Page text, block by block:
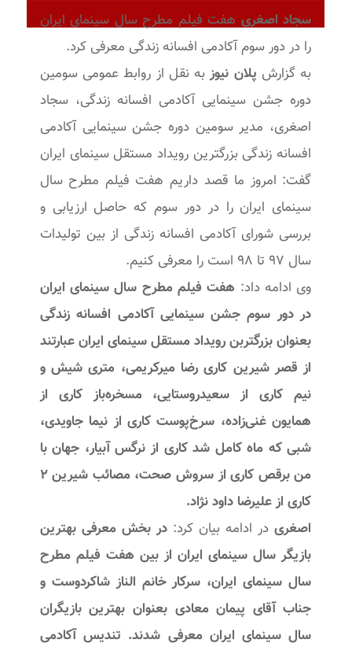
زندگی بزرگترین رویداد مستقل سینمای ایران گفت: امروز ما قصد
داریم هفت فیلم
سجاد اصغری هفت فیلم مطرح سال سینمای ایران
را در دور سوم آکادمی افسانه زندگی معرفی کرد.
به گزارش پلان نیوزبه نقل از روابط عمومی سومین
دوره جشن سینمایی آکادمی افسانه زندگی، سجاد
اصغری، مدیر سومین دوره جشن سینمایی آکادمی
افسانه زندگی بزرگترین رویداد مستقل سینمای ایران
گفت: امروز ما قصد داریم هفت فیلم مطرح سال
سینمای ایران را در دور سوم که حاصل ارزیابی و
بررسی شورای آکادمی افسانه زندگی از بین تولیدات
سال ۹۷ تا ۹۸ است را معرفی کنیم.
وی ادامه داد: هفت فیلم مطرح سال سینمای ایران
در دور سوم جشن سینمایی آکادمی افسانه زندگی
بعنوان بزرگتربن رویداد مستقل سینمای ایران عبارتند
از قصر شیرین کاری رضا میرکریمی، متری شیش و
نیم کاری از سعیدروستایی، مسخره‌باز کاری از
همایون غنی‌زاده، سرخ‌پوست کاری از نیما جاویدی،
شبی که ماه کامل شد کاری از نرگس آبیار، جهان با
من برقص کاری از سروش صحت، مصائب شیرین ۲
کاری از علیرضا داود نژاد.
اصغریدر ادامه بیان کرد:در بخش معرفی بهترین
بازیگر سال سینمای ایران از بین هفت فیلم مطرح
سال سینمای ایران، سرکار خانم الناز شاکر‌دوست و
جناب آقای پیمان معادی بعنوان بهترین بازیگران
سال سینمای ایران معرفی شدند. تندیس آکادمی